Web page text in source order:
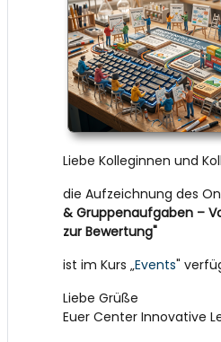
Liebe Kolleginnen und
die Aufzeichnung des
& Gruppenaufgaben –
zur Bewertung"
ist im Kurs „Events"
Liebe Grüße
Euer Center Innovative